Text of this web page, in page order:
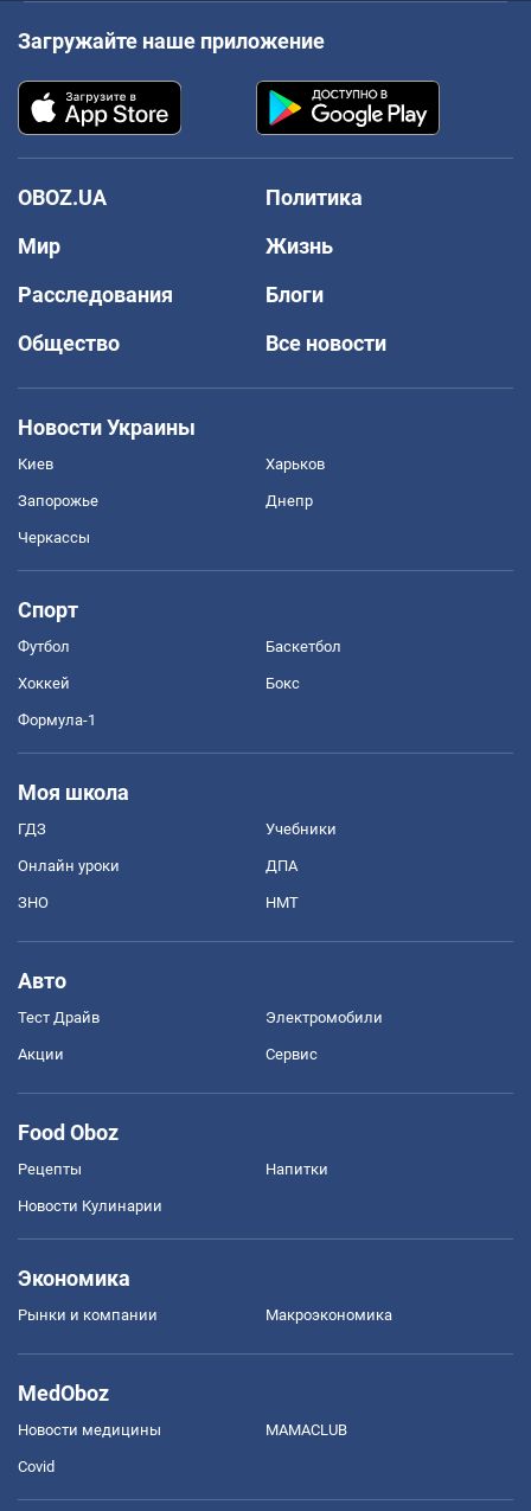
Загружайте наше приложение
OBOZ.UA
Политика
Мир
Жизнь
Расследования
Блоги
Общество
Все новости
Новости Украины
Киев Харьков
Запорожье Днепр
Черкассы
Спорт
Футбол Баскетбол
Хоккей Бокс
Формула-1
Моя школа
ГДЗ Учебники
Онлайн уроки ДПА
ЗНО НМТ
Авто
Тест Драйв Электромобили
Акции Сервис
Food Oboz
Рецепты Напитки
Новости Кулинарии
Экономика
Рынки и компании Mакроэкономика
MedOboz
Новости медицины MAMACLUB
Covid